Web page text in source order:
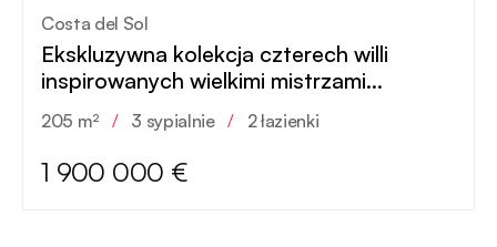
Costa del Sol
Ekskluzywna kolekcja czterech willi
inspirowanych wielkimi mistrzami
hiszpańskiej sztuki
205 m² / 3 sypialnie / 2 łazienki
1 900 000 €